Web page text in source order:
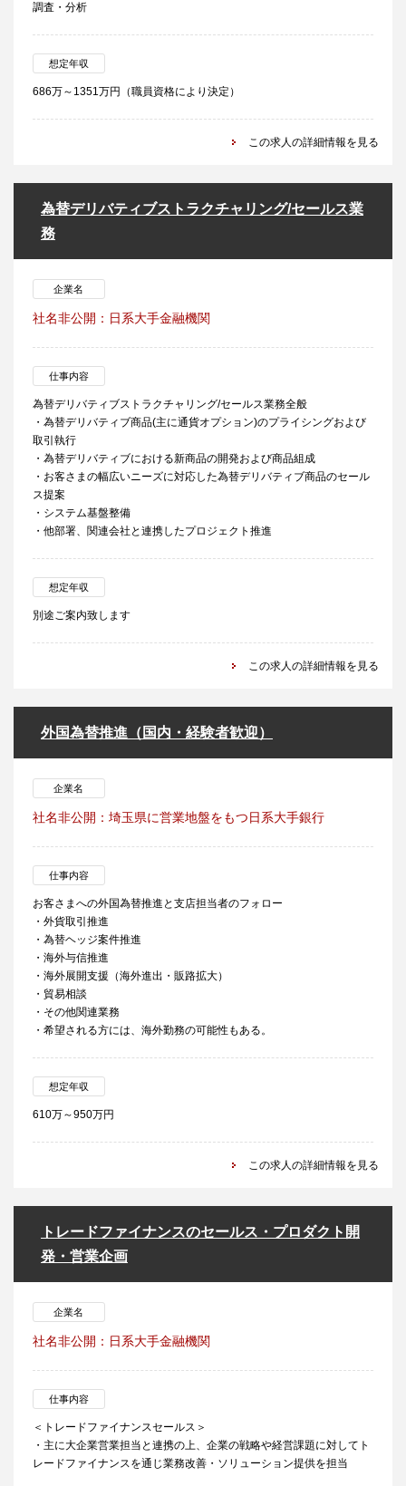
調査・分析
想定年収
686万～1351万円（職員資格により決定）
この求人の詳細情報を見る
為替デリバティブストラクチャリング/セールス業
務
企業名
社名非公開：日系大手金融機関
仕事内容
為替デリバティブストラクチャリング/セールス業務全般
・為替デリバティブ商品(主に通貨オプション)のプライシングおよび
取引執行
・為替デリバティブにおける新商品の開発および商品組成
・お客さまの幅広いニーズに対応した為替デリバティブ商品のセール
ス提案
・システム基盤整備
・他部署、関連会社と連携したプロジェクト推進
想定年収
別途ご案内致します
この求人の詳細情報を見る
外国為替推進（国内・経験者歓迎）
企業名
社名非公開：埼玉県に営業地盤をもつ日系大手銀行
仕事内容
お客さまへの外国為替推進と支店担当者のフォロー
・外貨取引推進
・為替ヘッジ案件推進
・海外与信推進
・海外展開支援（海外進出・販路拡大）
・貿易相談
・その他関連業務
・希望される方には、海外勤務の可能性もある。
想定年収
610万～950万円
この求人の詳細情報を見る
トレードファイナンスのセールス・プロダクト開
発・営業企画
企業名
社名非公開：日系大手金融機関
仕事内容
＜トレードファイナンスセールス＞
・主に大企業営業担当と連携の上、企業の戦略や経営課題に対してト
レードファイナンスを通じ業務改善・ソリューション提供を担当